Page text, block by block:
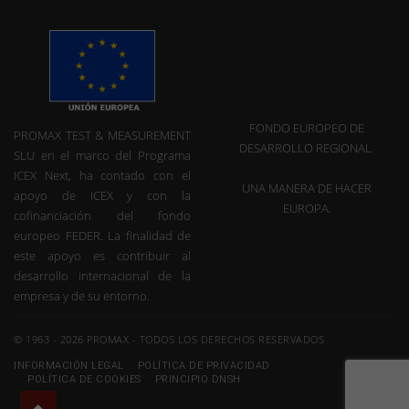
PROMAX TEST & MEASUREMENT
SLU en el marco del Programa
ICEX Next, ha contado con el
apoyo de ICEX y con la
cofinanciación del fondo
europeo FEDER. La finalidad de
este apoyo es contribuir al
desarrollo internacional de la
empresa y de su entorno.
FONDO EUROPEO DE
DESARROLLO REGIONAL.
UNA MANERA DE HACER
EUROPA.
© 1963 - 2026 PROMAX - TODOS LOS DERECHOS RESERVADOS
INFORMACIÓN LEGAL
POLÍTICA DE PRIVACIDAD
POLÍTICA DE COOKIES
PRINCIPIO DNSH